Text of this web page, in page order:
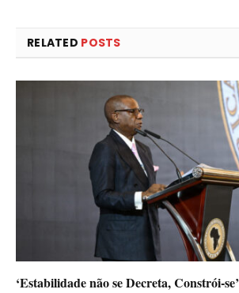
RELATED POSTS
‘Estabilidade não se Decreta, Constrói-se’